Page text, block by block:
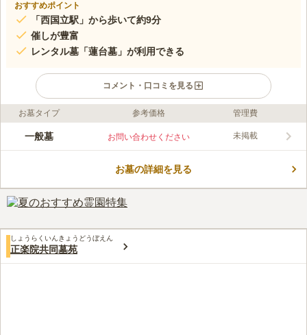
おすすめポイント
「西国立駅」から歩いて約9分
催しが豊富
レンタル墓「蓮台墓」が利用できる
コメント・口コミを見る
ライフドット編集部のコメント
箕輪山光西寺は、東京都立川市にある浄土真宗の寺院です。 一
～10年の間で期間を設定し）、個別の墓地として使用できる墓の
「蓮台野」という言葉にちなんだものだそうです。
口コミ評価
お墓タイプ 参考価格 管理費
一般墓 お問い合わせください 未掲載
お墓の詳細を見る
しょうらくいんきょうどうぼえん
正楽院共同墓苑